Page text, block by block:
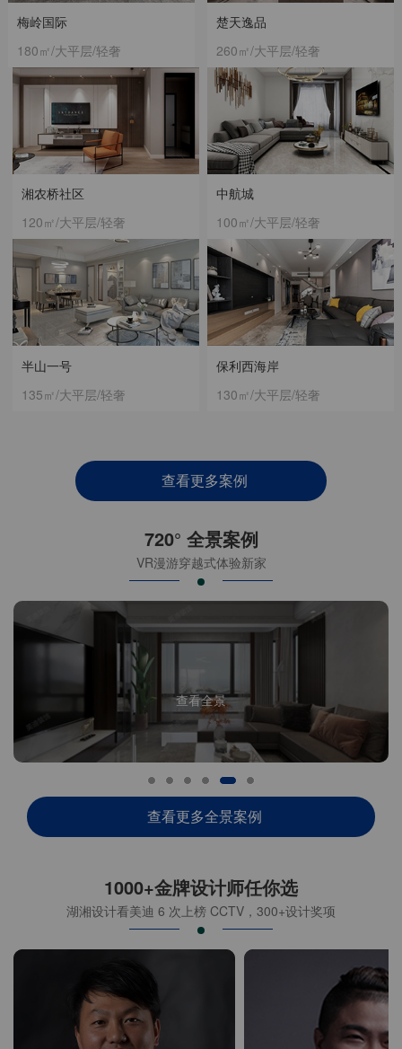
梅岭国际
180㎡/大平层/轻奢
楚天逸品
260㎡/大平层/轻奢
中航城
100㎡/大平层/轻奢
湘农桥社区
120㎡/大平层/轻奢
保利西海岸
130㎡/大平层/轻奢
半山一号
135㎡/大平层/轻奢
查看更多案例
720° 全景案例
VR漫游穿越式体验新家
查看全景
查看更多全景案例
1000+金牌设计师任你选
湖湘设计看美迪 6 次上榜 CCTV，300+设计奖项